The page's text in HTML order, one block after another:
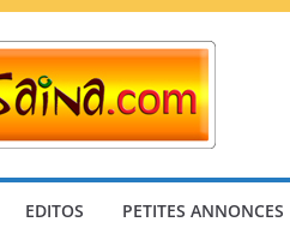
EDITOS PETITES ANNONCES